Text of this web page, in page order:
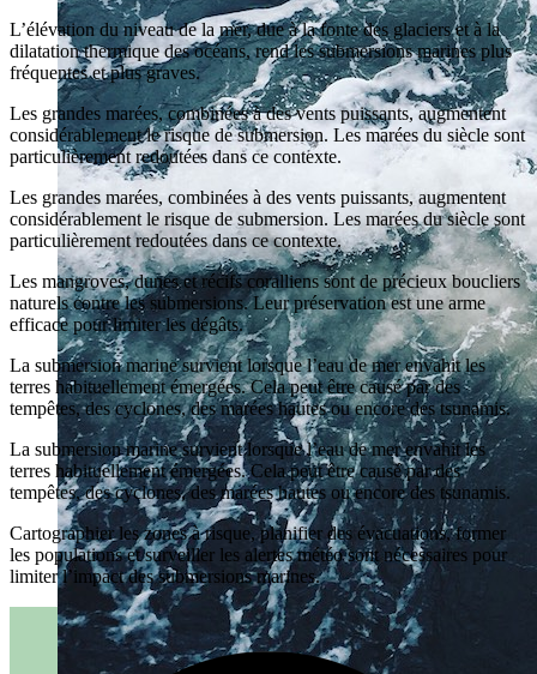
L’élévation du niveau de la mer, due à la fonte des glaciers et à la
dilatation thermique des océans, rend les submersions marines plus
fréquentes et plus graves.
Les grandes marées, combinées à des vents puissants, augmentent
considérablement le risque de submersion. Les marées du siècle sont
particulièrement redoutées dans ce contexte.
Les grandes marées, combinées à des vents puissants, augmentent
considérablement le risque de submersion. Les marées du siècle sont
particulièrement redoutées dans ce contexte.
Les mangroves, dunes et récifs coralliens sont de précieux boucliers
naturels contre les submersions. Leur préservation est une arme
efficace pour limiter les dégâts.
La submersion marine survient lorsque l’eau de mer envahit les
terres habituellement émergées. Cela peut être causé par des
tempêtes, des cyclones, des marées hautes ou encore des tsunamis.
La submersion marine survient lorsque l’eau de mer envahit les
terres habituellement émergées. Cela peut être causé par des
tempêtes, des cyclones, des marées hautes ou encore des tsunamis.
Cartographier les zones à risque, planifier des évacuations, former
les populations et surveiller les alertes météo sont nécessaires pour
limiter l’impact des submersions marines.